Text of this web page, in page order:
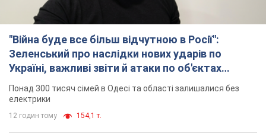
"Війна буде все більш відчутною в Росії":
Зеленський про наслідки нових ударів по
Україні, важливі звіти й атаки по об'єктах
ворога. Відео
Понад 300 тисяч сімей в Одесі та області залишалися без
електрики
12 годин тому 154,1 т.